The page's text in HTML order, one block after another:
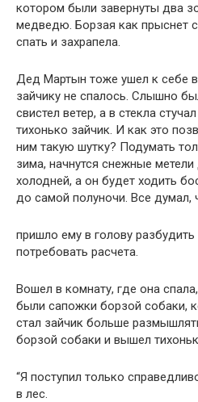
котором были завернуты два
медведю. Борзая как прыснет
спать и захрапела.
Дед Мартын тоже ушел к себе
зайчику не спалось. Слышно
свистел ветер, а в стекла
тихонько зайчик. И как это
ним такую шутку? Подумать
зима, начнутся снежные
холодней, а он будет ходить
до самой полуночи. Все думал,
пришло ему в голову
потребовать расчета.
Вошел в комнату, где она
были сапожки борзой собаки,
стал зайчик больше
борзой собаки и вышел
“Я поступил только
в лес.